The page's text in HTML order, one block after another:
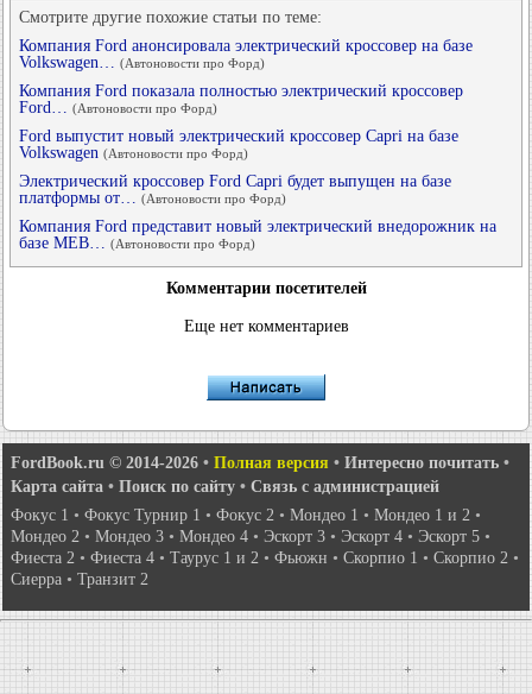
Смотрите другие похожие статьи по теме:
Компания Ford анонсировала электрический кроссовер на базе
Volkswagen… (Автоновости про Форд)
Компания Ford показала полностью электрический кроссовер
Ford… (Автоновости про Форд)
Ford выпустит новый электрический кроссовер Capri на базе
Volkswagen (Автоновости про Форд)
Электрический кроссовер Ford Capri будет выпущен на базе
платформы от… (Автоновости про Форд)
Компания Ford представит новый электрический внедорожник на
базе MEB… (Автоновости про Форд)
Комментарии посетителей
Еще нет комментариев
FordBook.ru © 2014-2026 • Полная версия • Интересно почитать •
Карта сайта • Поиск по сайту • Связь с администрацией
Фокус 1 • Фокус Турнир 1 • Фокус 2 • Мондео 1 • Мондео 1 и 2 •
Мондео 2 • Мондео 3 • Мондео 4 • Эскорт 3 • Эскорт 4 • Эскорт 5 •
Фиеста 2 • Фиеста 4 • Таурус 1 и 2 • Фьюжн • Скорпио 1 • Скорпио 2 •
Сиерра • Транзит 2